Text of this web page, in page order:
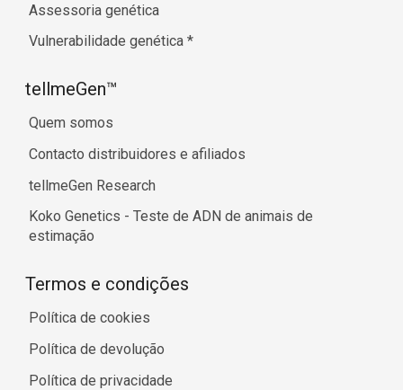
Assessoria genética
Vulnerabilidade genética *
tellmeGen™
Quem somos
Contacto distribuidores e afiliados
tellmeGen Research
Koko Genetics - Teste de ADN de animais de
estimação
Termos e condições
Política de cookies
Política de devolução
Política de privacidade